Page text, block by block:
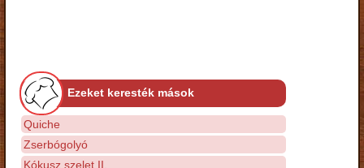
Ezeket keresték mások
Quiche
Zserbógolyó
Kókusz szelet II.